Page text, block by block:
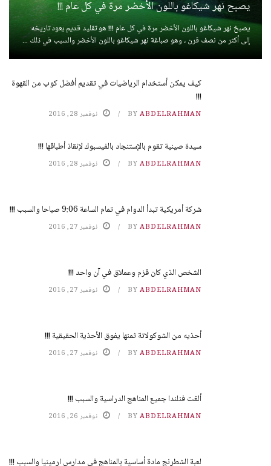
يصبح نهر شيكاغو باللون الأخضر مرة في كل عام !!!
يصبخ نهر شيكاغو باللون الأخضر مرة في كل عام !!! هو تقليد قديم يعود تاريخه
إلى أكثر من نصف قرن ، وهو صباغة نهر شيكاغو باللون الأخضر والسبب في ذلك ...
كيف يمكن أستخدام الرياضيات في تقديم أفضل كوب من القهوة
!!!
BY ABDELRAHMAN نوفمبر 28, 2016
سيدة صينية تقوم بالإستنجاد بالفيسبوك لإنقاذ أطباقها !!!
BY ABDELRAHMAN نوفمبر 28, 2016
شركة أمريكية تبدأ الدوام في تمام الساعة 9:06 صباحا والسبب !!!
BY ABDELRAHMAN نوفمبر 27, 2016
الشخص الذي كان قزم وعملاق في آن واحد !!!
BY ABDELRAHMAN نوفمبر 27, 2016
أحذيه من الشوكولاتة ثمنها يفوق الأحذية الحقيقية !!!
BY ABDELRAHMAN نوفمبر 27, 2016
ألغت فنلندا جميع المناهج الدراسية والسبب !!!
BY ABDELRAHMAN نوفمبر 26, 2016
لعبة الشطرنج مادة أساسية بالمناهج في مدارس ارمينيا والسبب !!!